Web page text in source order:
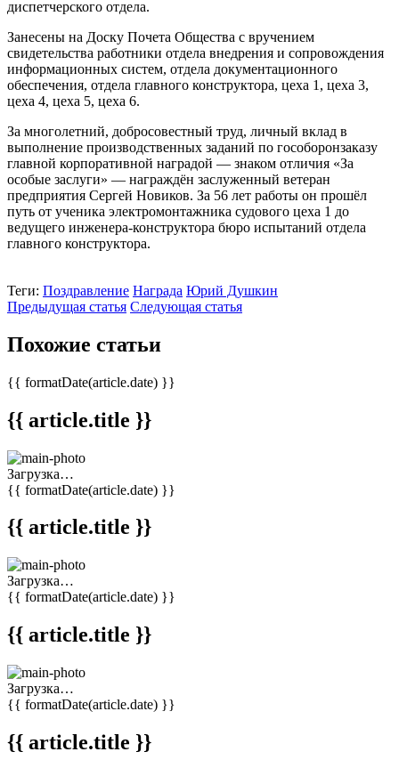
диспетчерского отдела.
Занесены на Доску Почета Общества с вручением
свидетельства работники отдела внедрения и сопровождения
информационных систем, отдела документационного
обеспечения, отдела главного конструктора, цеха 1, цеха 3,
цеха 4, цеха 5, цеха 6.
За многолетний, добросовестный труд, личный вклад в
выполнение производственных заданий по гособоронзаказу
главной корпоративной наградой — знаком отличия «За
особые заслуги» — награждён заслуженный ветеран
предприятия Сергей Новиков. За 56 лет работы он прошёл
путь от ученика электромонтажника судового цеха 1 до
ведущего инженера-конструктора бюро испытаний отдела
главного конструктора.
Теги: Поздравление Награда Юрий Душкин
Предыдущая статья Следующая статья
Похожие статьи
{{ formatDate(article.date) }}
{{ article.title }}
Загрузка…
{{ formatDate(article.date) }}
{{ article.title }}
Загрузка…
{{ formatDate(article.date) }}
{{ article.title }}
Загрузка…
{{ formatDate(article.date) }}
{{ article.title }}